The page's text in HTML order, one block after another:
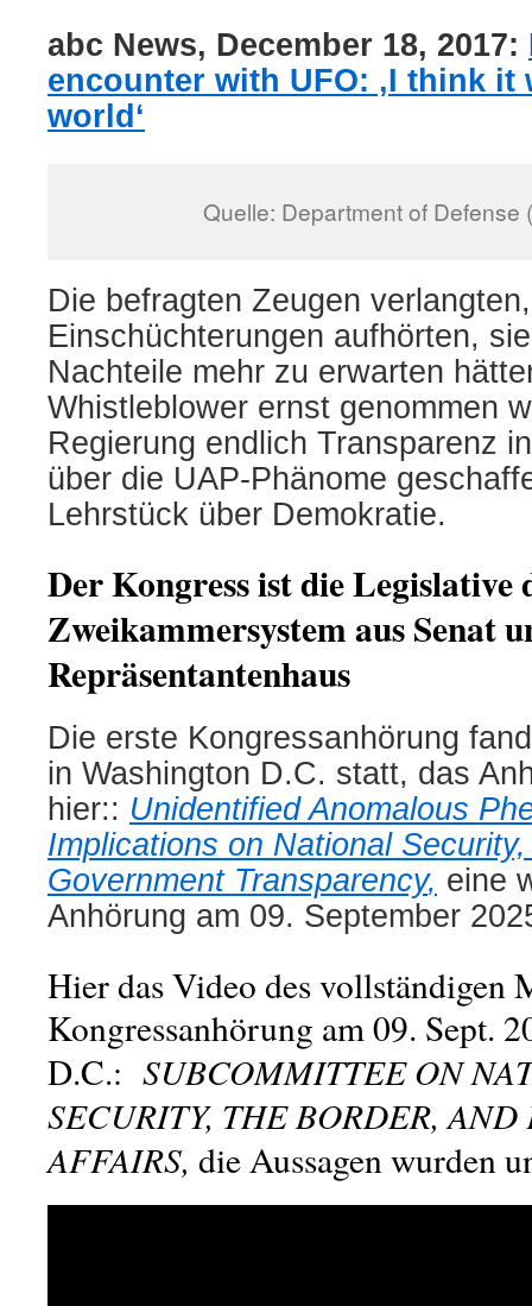
abc News, December 18, 2017:
encounter with UFO: ‚I think
world‘
Quelle: Department of Defense
Die befragten Zeugen
Einschüchterungen aufhörten,
Nachteile mehr zu erwarten
Whistleblower ernst genommen
Regierung endlich Transparenz
über die UAP-Phänome
Lehrstück über Demokratie.
Der Kongress ist die Legislative
Zweikammersystem aus Senat
Repräsentantenhaus
Die erste Kongressanhörung
in Washington D.C. statt, das
hier:: Unidentified Anomalous
Implications on National
Government Transparency, eine
Anhörung am 09. September
Hier das Video des vollständigen
Kongressanhörung am 09. Sept.
D.C.: SUBCOMMITTEE ON
SECURITY, THE BORDER,
AFFAIRS, die Aussagen wurden